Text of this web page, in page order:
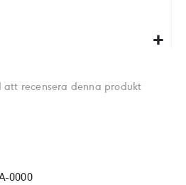
att recensera denna produkt
0000